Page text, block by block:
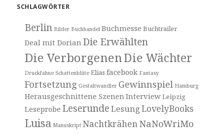
SCHLAGWÖRTER
Berlin Bilder Buchhandel Buchmesse Buchtrailer
Deal mit Dorian Die Erwählten
Die VerborgenenDie Wächter
Druckfahne Schattenblüte Elias facebook Fantasy
Fortsetzung Gestaltwandler Gewinnspiel Hamburg
Herausgeschnittene Szenen InterviewLeipzig
Leseprobe Leserunde Lesung LovelyBooks
Luisa Manuskript Nachtkrähen NaNoWriMo